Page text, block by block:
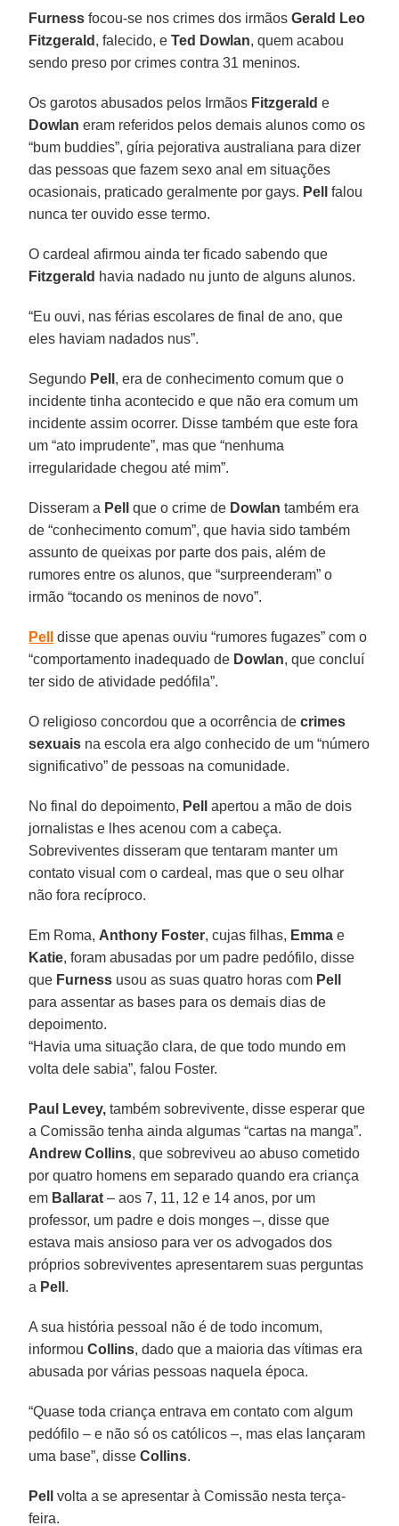
Furness focou-se nos crimes dos irmãosGerald Leo
Fitzgerald , falecido, eTed Dowlan, quem acabou
sendo preso por crimes contra 31 meninos.
Os garotos abusados pelos Irmãos Fitzgerald e
Dowlan eram referidos pelos demais alunos como os
“bum buddies”, gíria pejorativa australiana para dizer
das pessoas que fazem sexo anal em situações
ocasionais, praticado geralmente por gays. Pell
falou
nunca ter ouvido esse termo.
O cardeal afirmou ainda ter ficado sabendo que
Fitzgerald havia nadado nu junto de alguns alunos.
“Eu ouvi, nas férias escolares de final de ano, que
eles haviam nadados nus”.
Segundo Pell , era de conhecimento comum que o
incidente tinha acontecido e que não era comum um
incidente assim ocorrer. Disse também que este fora
um “ato imprudente”, mas que “nenhuma
irregularidade chegou até mim”.
Disseram a Pell que o crime de Dowlan também era
de “conhecimento comum”, que havia sido também
assunto de queixas por parte dos pais, além de
rumores entre os alunos, que “surpreenderam” o
irmão “tocando os meninos de novo”.
Pell
disse que apenas ouviu “rumores fugazes” com o
“comportamento inadequado de Dowlan, que concluí
ter sido de atividade pedófila”.
O religioso concordou que a ocorrência decrimes
sexuais na escola era algo conhecido de um “número
significativo” de pessoas na comunidade.
No final do depoimento, Pell
apertou a mão de dois
jornalistas e lhes acenou com a cabeça.
Sobreviventes disseram que tentaram manter um
contato visual com o cardeal, mas que o seu olhar
não fora recíproco.
Em Roma, Anthony Foster, cujas filhas, Emma e
Katie, foram abusadas por um padre pedófilo, disse
que Furness usou as suas quatro horas com Pell
para assentar as bases para os demais dias de
depoimento.
“Havia uma situação clara, de que todo mundo em
volta dele sabia”, falou Foster.
Paul Levey, também sobrevivente, disse esperar que
a Comissão tenha ainda algumas “cartas na manga”.
Andrew Collins, que sobreviveu ao abuso cometido
por quatro homens em separado quando era criança
em Ballarat – aos 7, 11, 12 e 14 anos, por um
professor, um padre e dois monges –, disse que
estava mais ansioso para ver os advogados dos
próprios sobreviventes apresentarem suas perguntas
a Pell .
A sua história pessoal não é de todo incomum,
informouCollins, dado que a maioria das vítimas era
abusada por várias pessoas naquela época.
“Quase toda criança entrava em contato com algum
pedófilo – e não só os católicos –, mas elas lançaram
uma base”, disseCollins.
Pell
volta a se apresentar à Comissão nesta terça-
feira.